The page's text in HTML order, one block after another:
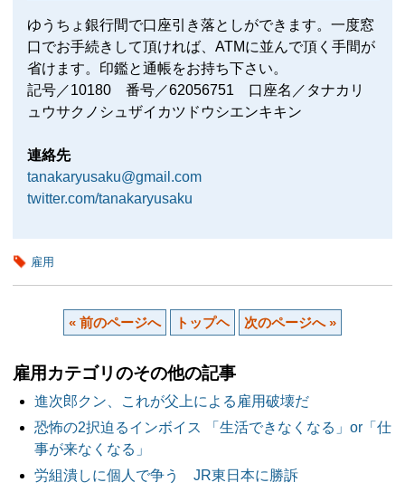
ゆうちょ銀行間で口座引き落としができます。一度窓
口でお手続きして頂ければ、ATMに並んで頂く手間が
省けます。印鑑と通帳をお持ち下さい。
記号／10180 番号／62056751 口座名／タナカリ
ュウサクノシュザイカツドウシエンキキン
連絡先
tanakaryusaku@gmail.com
twitter.com/tanakaryusaku
雇用
« 前のページへ トップヘ 次のページへ »
雇用カテゴリのその他の記事
進次郎クン、これが父上による雇用破壊だ
恐怖の2択迫るインボイス 「生活できなくなる」or「仕
事が来なくなる」
労組潰しに個人で争う JR東日本に勝訴